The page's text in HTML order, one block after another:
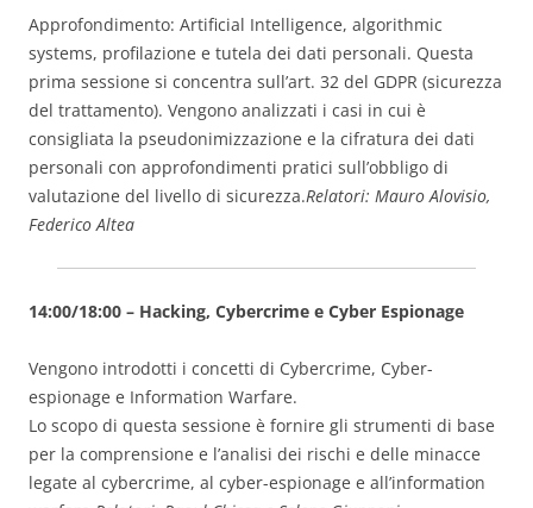
Approfondimento: Artificial Intelligence, algorithmic
systems, profilazione e tutela dei dati personali. Questa
prima sessione si concentra sull’art. 32 del GDPR (sicurezza
del trattamento). Vengono analizzati i casi in cui è
consigliata la pseudonimizzazione e la cifratura dei dati
personali con approfondimenti pratici sull’obbligo di
valutazione del livello di sicurezza.Relatori: Mauro Alovisio,
Federico Altea
14:00/18:00 – Hacking, Cybercrime e Cyber Espionage
Vengono introdotti i concetti di Cybercrime, Cyber-
espionage e Information Warfare.
Lo scopo di questa sessione è fornire gli strumenti di base
per la comprensione e l’analisi dei rischi e delle minacce
legate al cybercrime, al cyber-espionage e all’information